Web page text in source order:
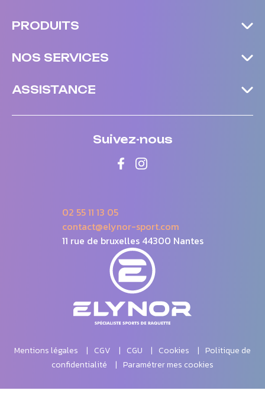
02 55 11 13 05
contact@elynor-sport.com
11 rue de bruxelles 44300 Nantes
Suivez-nous
PRODUITS
NOS SERVICES
ASSISTANCE
Mentions légales CGV CGU Cookies
Politique de
confidentialité
Paramétrer mes cookies